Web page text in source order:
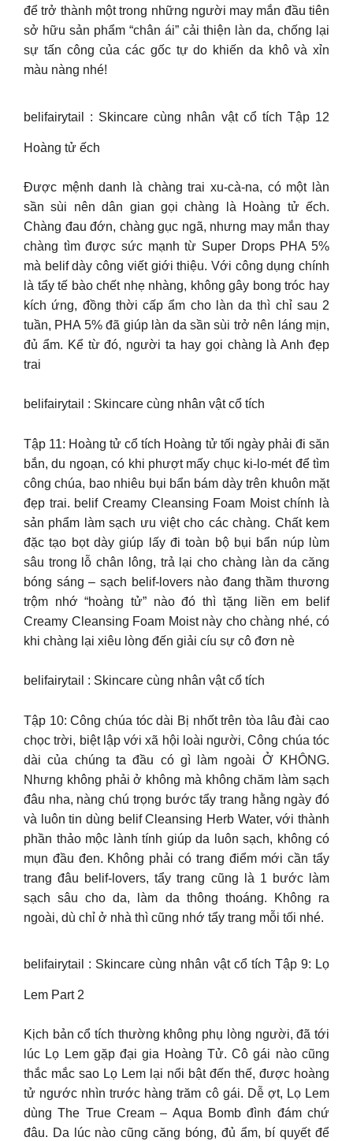
để trở thành một trong những người may mắn đầu tiên
sở hữu sản phẩm “chân ái” cải thiện làn da, chống lại
sự tấn công của các gốc tự do khiến da khô và xỉn
màu nàng nhé!
belifairytail : Skincare cùng nhân vật cổ tích Tập 12
Hoàng tử ếch
Được mệnh danh là chàng trai xu-cà-na, có một làn
sần sùi nên dân gian gọi chàng là Hoàng tử ếch.
Chàng đau đớn, chàng gục ngã, nhưng may mắn thay
chàng tìm được sức mạnh từ Super Drops PHA 5%
mà belif dày công viết giới thiệu. Với công dụng chính
là tẩy tế bào chết nhẹ nhàng, không gây bong tróc hay
kích ứng, đồng thời cấp ẩm cho làn da thì chỉ sau 2
tuần, PHA 5% đã giúp làn da sần sùi trở nên láng mịn,
đủ ẩm. Kể từ đó, người ta hay gọi chàng là Anh đẹp
trai
belifairytail : Skincare cùng nhân vật cổ tích
Tập 11: Hoàng tử cổ tích Hoàng tử tối ngày phải đi săn
bắn, du ngoạn, có khi phượt mấy chục ki-lo-mét để tìm
công chúa, bao nhiêu bụi bẩn bám dày trên khuôn mặt
đẹp trai. belif Creamy Cleansing Foam Moist chính là
sản phẩm làm sạch ưu việt cho các chàng. Chất kem
đặc tạo bọt dày giúp lấy đi toàn bộ bụi bẩn núp lùm
sâu trong lỗ chân lông, trả lại cho chàng làn da căng
bóng sáng – sạch belif-lovers nào đang thầm thương
trộm nhớ “hoàng tử” nào đó thì tặng liền em belif
Creamy Cleansing Foam Moist này cho chàng nhé, có
khi chàng lại xiêu lòng đến giải cíu sự cô đơn nè
belifairytail : Skincare cùng nhân vật cổ tích
Tập 10: Công chúa tóc dài Bị nhốt trên tòa lâu đài cao
chọc trời, biệt lập với xã hội loài người, Công chúa tóc
dài của chúng ta đầu có gì làm ngoài Ở KHÔNG.
Nhưng không phải ở không mà không chăm làm sạch
đâu nha, nàng chú trọng bước tẩy trang hằng ngày đó
và luôn tin dùng belif Cleansing Herb Water, với thành
phần thảo mộc lành tính giúp da luôn sạch, không có
mụn đầu đen. Không phải có trang điểm mới cần tẩy
trang đâu belif-lovers, tẩy trang cũng là 1 bước làm
sạch sâu cho da, làm da thông thoáng. Không ra
ngoài, dù chỉ ở nhà thì cũng nhớ tẩy trang mỗi tối nhé.
belifairytail : Skincare cùng nhân vật cổ tích Tập 9: Lọ
Lem Part 2
Kịch bản cổ tích thường không phụ lòng người, đã tới
lúc Lọ Lem gặp đại gia Hoàng Tử. Cô gái nào cũng
thắc mắc sao Lọ Lem lại nổi bật đến thế, được hoàng
tử ngước nhìn trước hàng trăm cô gái. Dễ ợt, Lọ Lem
dùng The True Cream – Aqua Bomb đình đám chứ
đâu. Da lúc nào cũng căng bóng, đủ ẩm, bí quyết để